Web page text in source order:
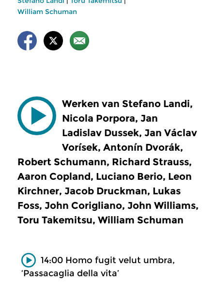
William Schuman
Werken van Stefano Landi,
Nicola Porpora, Jan
Ladislav Dussek, Jan Václav
Vorísek, Antonín Dvorák,
Robert Schumann, Richard Strauss,
Aaron Copland, Luciano Berio, Leon
Kirchner, Jacob Druckman, Lukas
Foss, John Corigliano, John Williams,
Toru Takemitsu, William Schuman
14:00 Homo fugit velut umbra,
‘Passacaglia della vita’